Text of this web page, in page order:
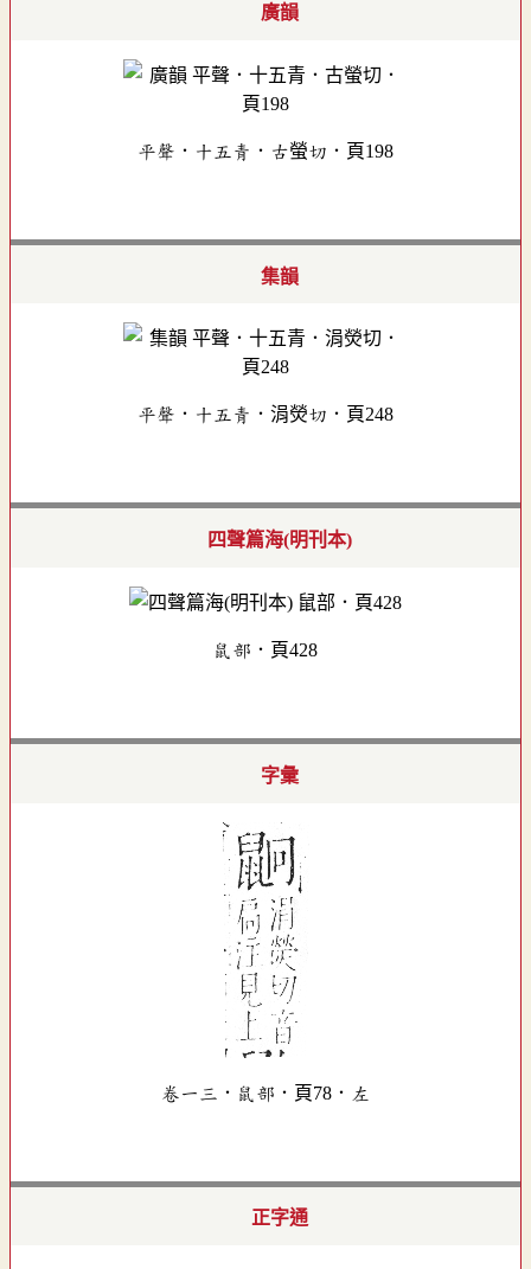
廣韻
平聲．十五青．古螢切．頁198
集韻
平聲．十五青．涓熒切．頁248
四聲篇海(明刊本)
鼠部．頁428
字彙
卷一三．鼠部．頁78．左
正字通